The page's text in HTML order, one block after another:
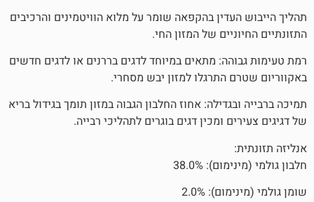
בהקפאה שומר על מלוא הוויטמינים והרכיבים
של המזון החי.
מתאים במיוחד לדגים בררנים או לדגים חדשים
התרגלו למזון יבש מסחרי.
אחוז החלבון הגבוה במזון תומך בגידול בריא
ומכין דגים בוגרים לתהליכי רבייה.
38.0%
2.0%